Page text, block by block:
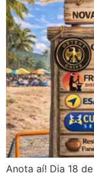
Anota aí! Dia 18